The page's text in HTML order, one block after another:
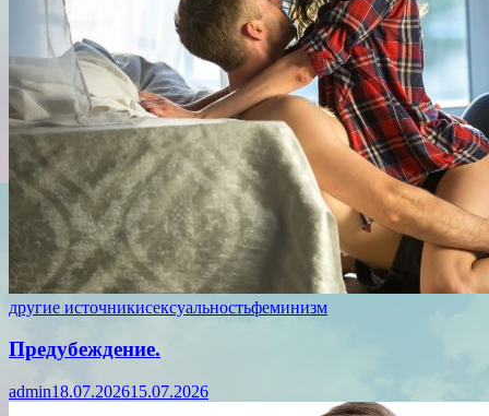
другие источникисексуальностьфеминизм
Предубеждение.
admin18.07.202615.07.2026